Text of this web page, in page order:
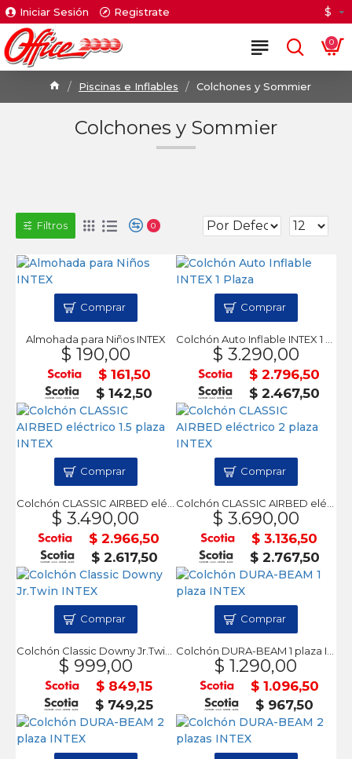
Iniciar Sesión Registrate $
0
Piscinas e Inflables Colchones y Sommier
Colchones y Sommier
Filtros 0
Almohada para Niños INTEX
$ 190,00
$ 161,50
$ 142,50
Comprar
$ 3.290,00
$ 2.796,50
$ 2.467,50
Comprar
$ 3.490,00
$ 2.966,50
$ 2.617,50
Comprar
$ 3.690,00
$ 3.136,50
$ 2.767,50
Comprar
Colchón Classic Downy Jr.Twin INTEX
$ 999,00
$ 849,15
$ 749,25
Comprar
$ 1.290,00
$ 1.096,50
$ 967,50
Comprar